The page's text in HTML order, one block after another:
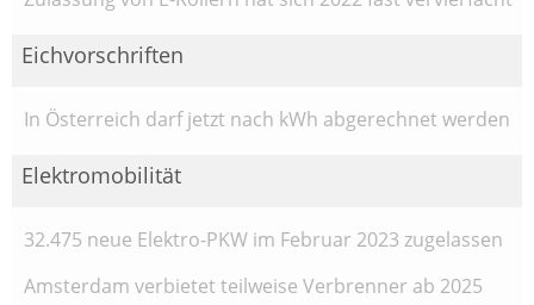
Eichvorschriften
In Österreich darf jetzt nach kWh abgerechnet werden
Elektromobilität
32.475 neue Elektro-PKW im Februar 2023 zugelassen
Amsterdam verbietet teilweise Verbrenner ab 2025